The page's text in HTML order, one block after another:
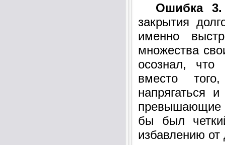
Ошибка 3.
закрытия
именно
множества
осознал, что
вместо
напрягаться
превышающие
бы был
избавлению от